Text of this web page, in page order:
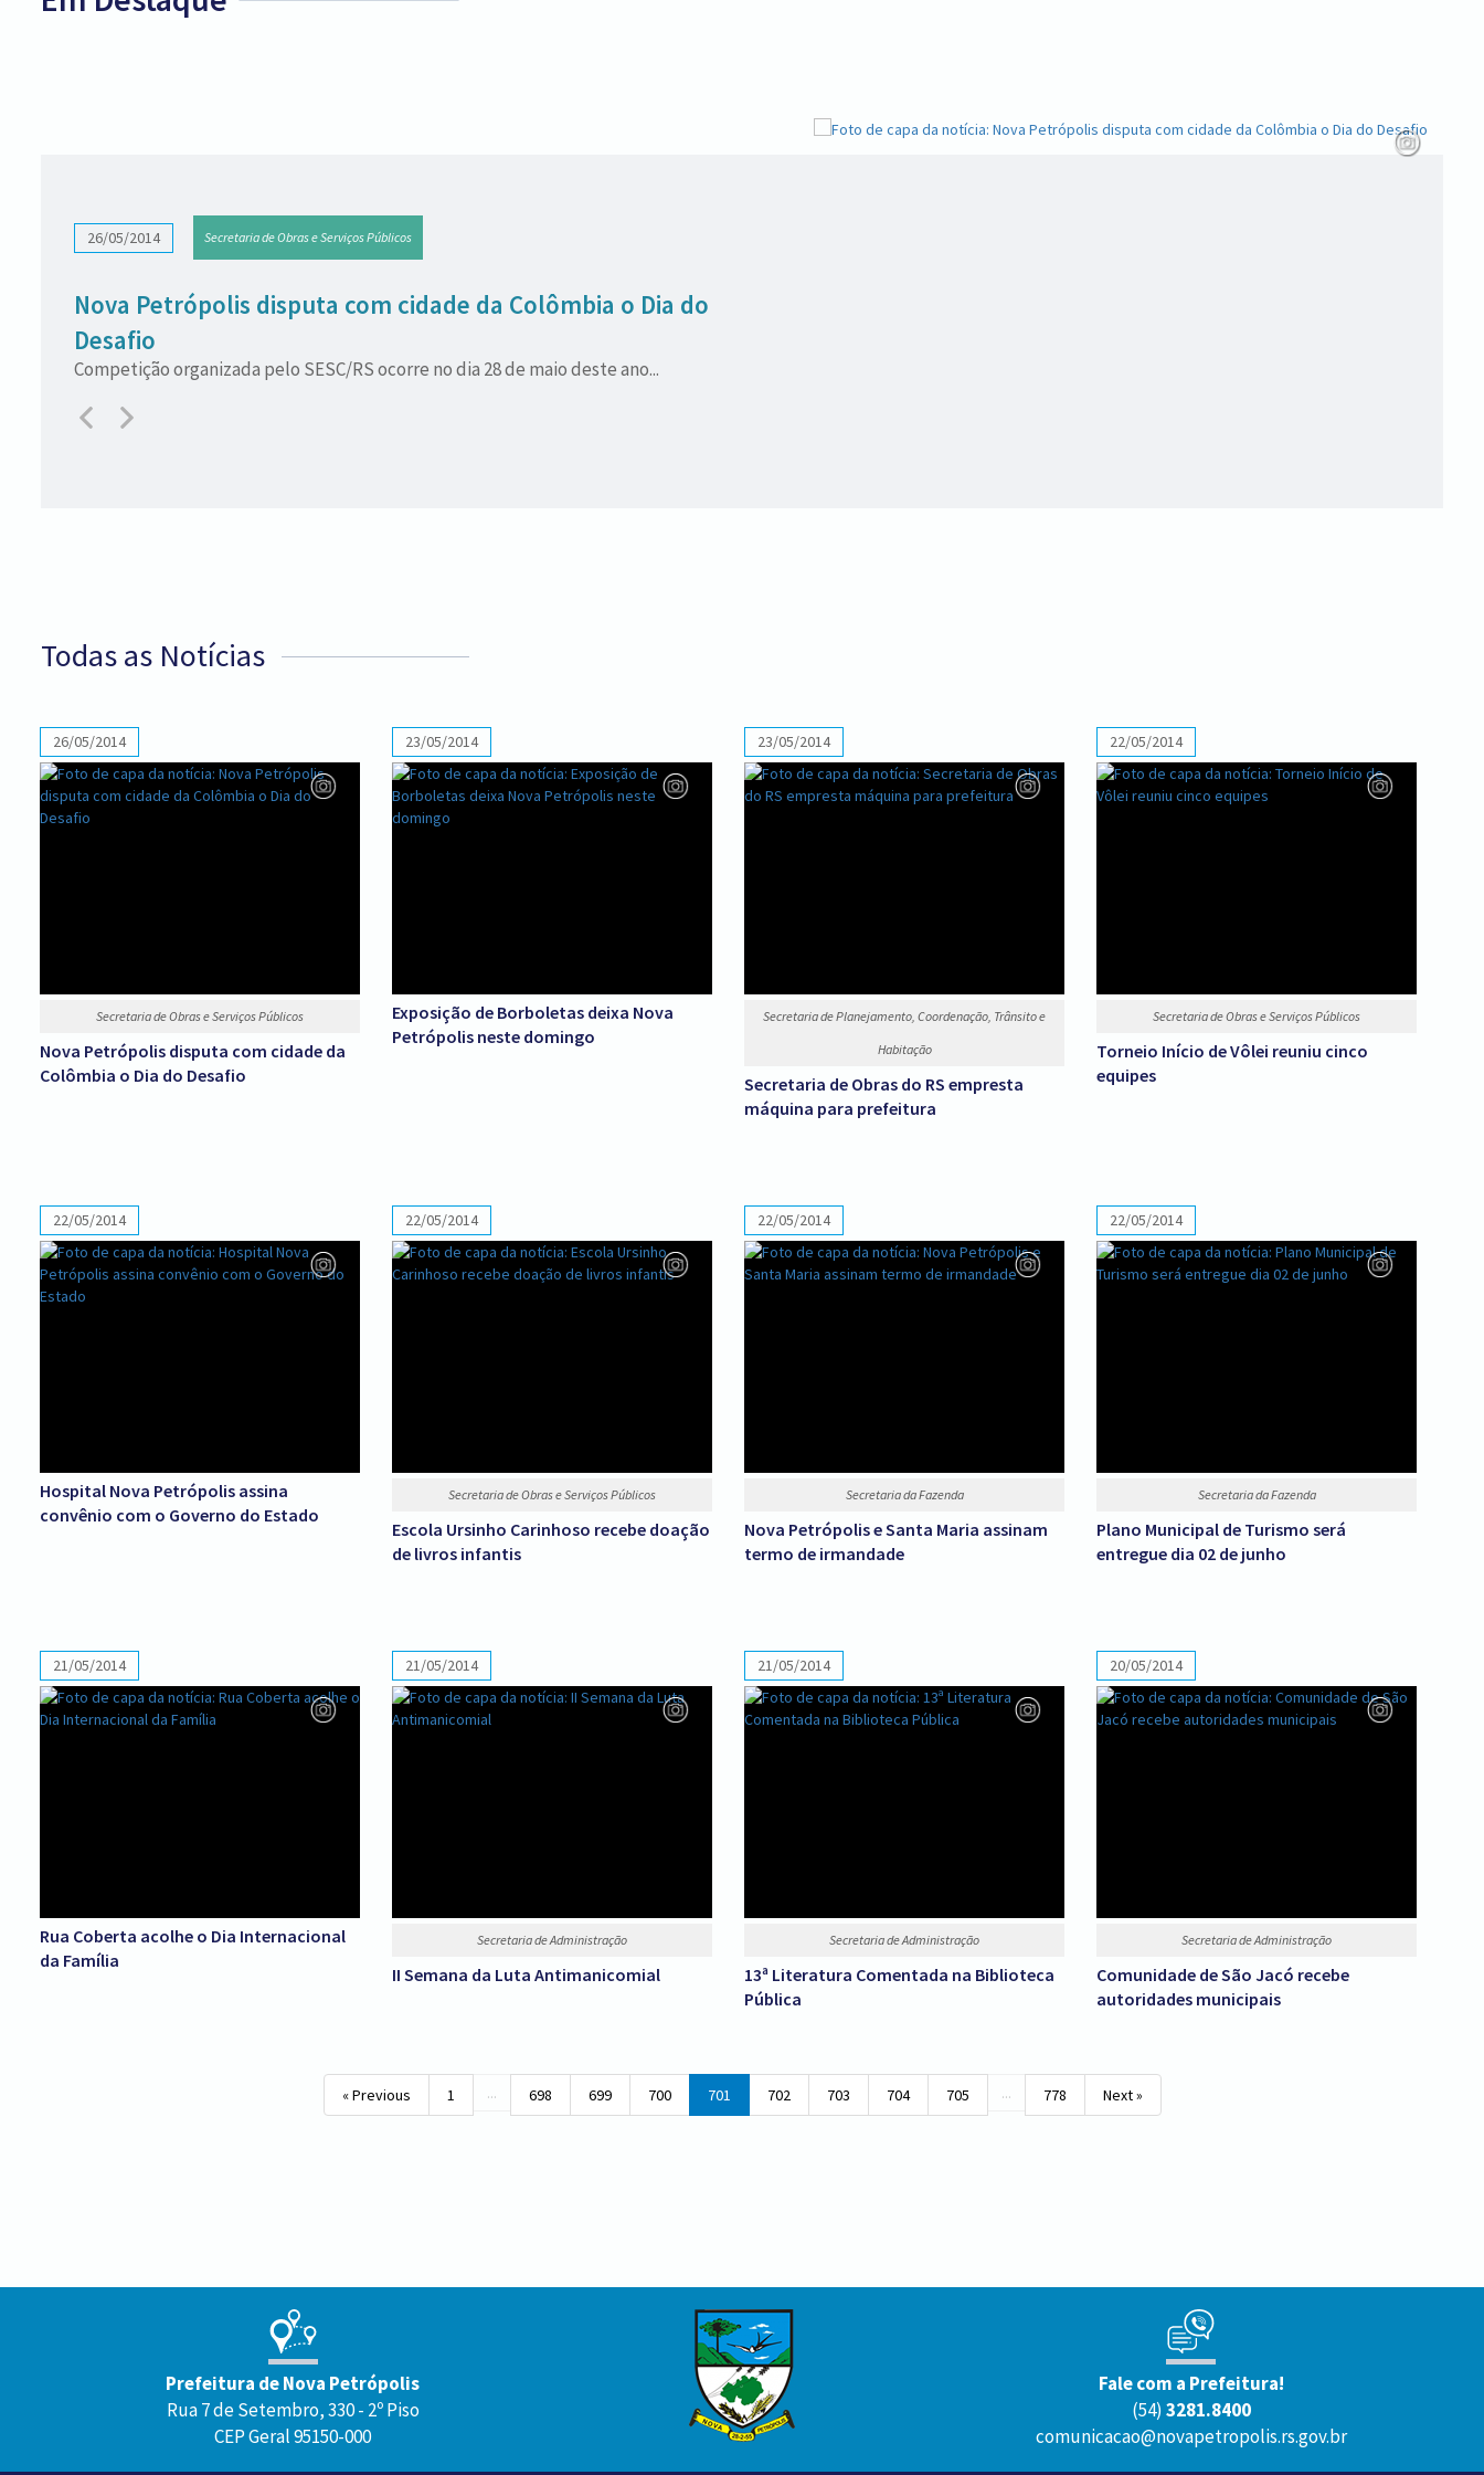
26/05/2014 Secretaria de Obras e Serviços Públicos
Nova Petrópolis disputa com cidade da Colômbia o Dia do
Desafio
Competição organizada pelo SESC/RS ocorre no dia 28 de maio deste ano...
Todas as Notícias
26/05/2014
Secretaria de Obras e Serviços Públicos
Nova Petrópolis disputa com cidade da
Colômbia o Dia do Desafio
23/05/2014
Exposição de Borboletas deixa Nova
Petrópolis neste domingo
23/05/2014
Secretaria de Planejamento, Coordenação, Trânsito e
Habitação
Secretaria de Obras do RS empresta
máquina para prefeitura
22/05/2014
Secretaria de Obras e Serviços Públicos
Torneio Início de Vôlei reuniu cinco
equipes
22/05/2014
Hospital Nova Petrópolis assina
convênio com o Governo do Estado
22/05/2014
Secretaria de Obras e Serviços Públicos
Escola Ursinho Carinhoso recebe doação
de livros infantis
22/05/2014
Secretaria da Fazenda
Nova Petrópolis e Santa Maria assinam
termo de irmandade
22/05/2014
Secretaria da Fazenda
Plano Municipal de Turismo será
entregue dia 02 de junho
21/05/2014
Rua Coberta acolhe o Dia Internacional
da Família
21/05/2014
Secretaria de Administração
II Semana da Luta Antimanicomial
21/05/2014
Secretaria de Administração
13ª Literatura Comentada na Biblioteca
Pública
20/05/2014
Secretaria de Administração
Comunidade de São Jacó recebe
autoridades municipais
« Previous 1 ... 698 699 700 701 702 703 704 705 ... 778 Next »
Prefeitura de Nova Petrópolis
Rua 7 de Setembro, 330 - 2º Piso
CEP Geral 95150-000
Fale com a Prefeitura!
(54) 3281.8400
comunicacao@novapetropolis.rs.gov.br